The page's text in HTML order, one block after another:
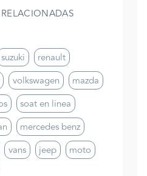
suzuki
renault
volkswagen
mazda
soat en linea
mercedes benz
vans jeep
moto